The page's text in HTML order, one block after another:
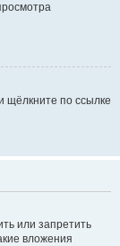
щёлкните по ссылке
или запретить
вложения